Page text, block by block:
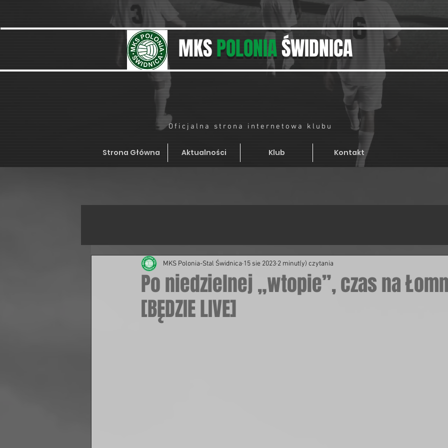
MKSPOLONIAŚWIDNICA
Oficjalna strona internetowa klubu
Strona Główna Aktualności Klub Kontakt
Po niedzielnej „wtopie”, czas na
[BĘDZIE LIVE]
MKS Polonia-Stal Świdnica 15 sie 2023 2 minut(y) czytania